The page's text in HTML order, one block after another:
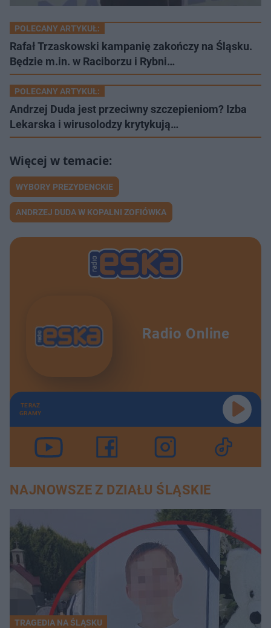
POLECANY ARTYKUŁ:
Rafał Trzaskowski kampanię zakończy na Śląsku.
Będzie m.in. w Raciborzu i Rybni…
POLECANY ARTYKUŁ:
Andrzej Duda jest przeciwny szczepieniom? Izba
Lekarska i wirusolodzy krytykują…
WYBORY PREZYDENCKIE
ANDRZEJ DUDA W KOPALNI ZOFIÓWKA
Radio Online
TERAZ
GRAMY
NAJNOWSZE Z DZIAŁU ŚLĄSKIE
TRAGEDIA NA ŚLĄSKU